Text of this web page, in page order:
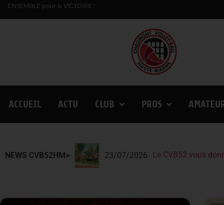
ENSEMBLE pour la VICTOIRE !
ACCUEIL ACTU CLUB PROS
NEWS CVB52HM> 23/07/2026 Le CVB52 vous
Le CVB52 présent
Lindqvist et la